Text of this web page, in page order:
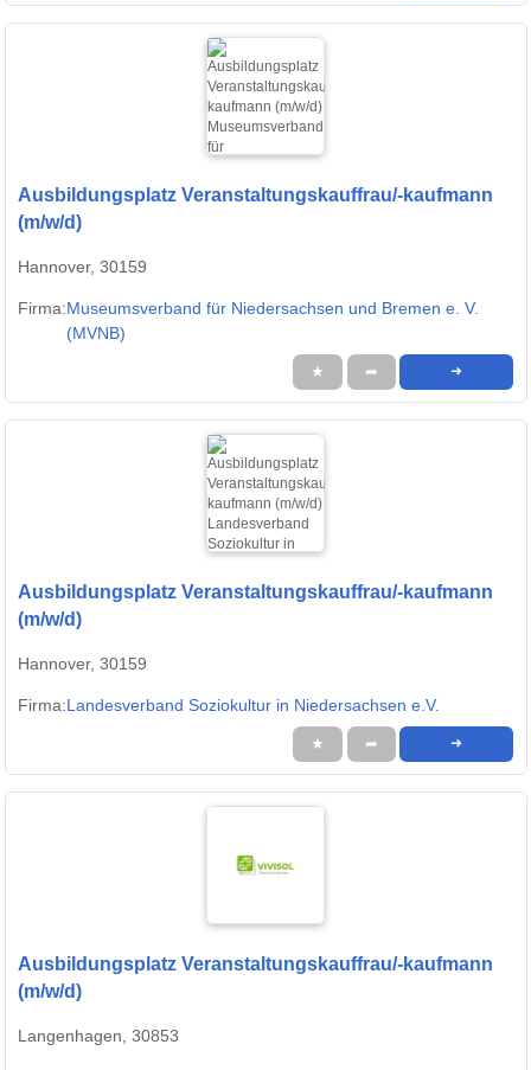
Ausbildungsplatz Veranstaltungskauffrau/-kaufmann
(m/w/d)
Hannover, 30159
Firma:Museumsverband für Niedersachsen und Bremen e. V.
(MVNB)
★ ➦ ➜
Ausbildungsplatz Veranstaltungskauffrau/-kaufmann
(m/w/d)
Hannover, 30159
Firma:Landesverband Soziokultur in Niedersachsen e.V.
★ ➦ ➜
Ausbildungsplatz Veranstaltungskauffrau/-kaufmann
(m/w/d)
Langenhagen, 30853